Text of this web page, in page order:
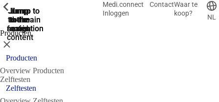
Jump
to the
search
Jump to
the main
navigation
Jump to
the main
navigation
Jump
to the
main
content
Jump
to the
footer
Medi.connect
Inloggen
ContactWaar te
koop?
NL
Producten
ShowPrevious
Sluit
Producten
Overview Producten
Zelftesten
ShowPrevious
Zelftesten
ShowPrevious
ShowPrevious
ShowPrevious
ShowPrevious
ShowPrevious
ShowPrevious
ShowPrevious